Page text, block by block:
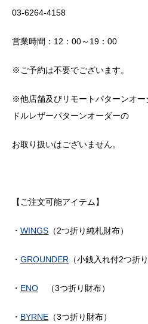
03-6264-4158
営業時間：12：00～19：00
※ご予約は不要でございます。
※他店舗及びリモートパターンオー
ドルレザーパターンオーダーの
お取り扱いはございません。
【ご注文可能アイテム】
・ WINGS （2つ折り純札財布）
・ GROUNDER （小銭入れ付2つ折
・ ENO （3つ折り財布）
・ BYRNE （3つ折り財布）